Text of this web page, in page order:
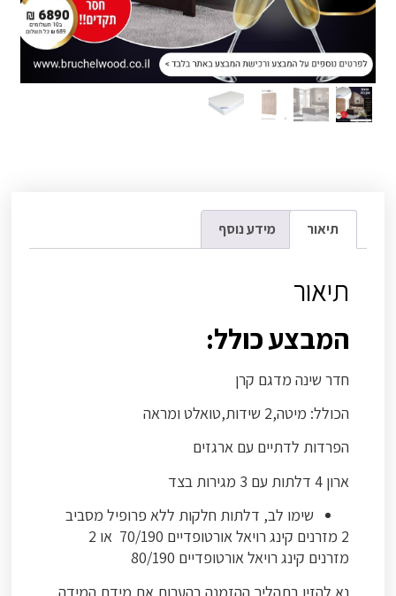
תיאור מידע נוסף
תיאור
המבצע כולל:
חדר שינה מדגם קרן
הכולל: מיטה,2 שידות,טואלט ומראה
הפרדות לדתיים עם ארגזים
ארון 4 דלתות עם 3 מגירות בצד
שימו לב, דלתות חלקות ללא פרופיל מסביב
2 מזרנים קינג רויאל אורטופדיים 70/190 או 2
מזרנים קינג רויאל אורטופדיים 80/190
נא להזין בתהליך ההזמנה בהערות את מידת המידה